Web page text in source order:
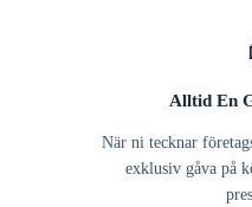
Alltid En
När ni tecknar
exklusiv gåva på